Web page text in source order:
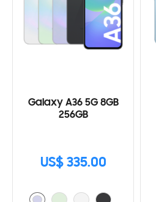
Galaxy A36 5G 8GB
256GB
US$ 335.00